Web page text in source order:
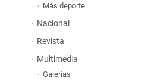
Más deporte
Nacional
Revista
Multimedia
Galerías